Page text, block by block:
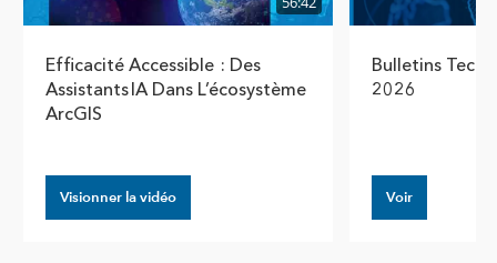
Efficacité Accessible : Des
Assistants IA Dans L’écosystème
ArcGIS
Visionner la vidéo
Bulletins
2026
Voir